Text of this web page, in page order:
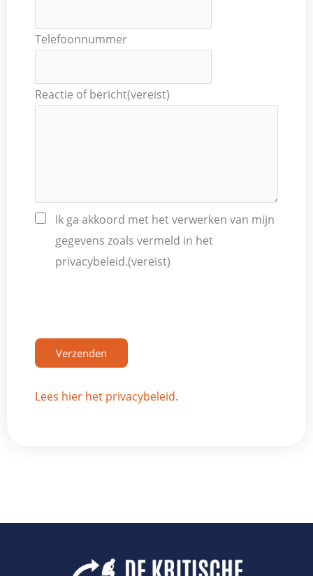
Telefoonnummer
Reactie of bericht(vereist)
Ik ga akkoord met het verwerken van mijn
gegevens zoals vermeld in het
privacybeleid.(vereist)
Verzenden
Lees hier het privacybeleid.